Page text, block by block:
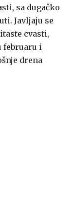
sa dugačko
Javljaju se
cvasti,
februaru i
drena